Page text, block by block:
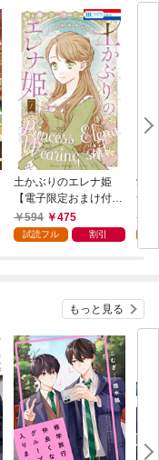
土かぶりのエレナ姫
【電子限定おまけ付
き】 1巻
594 475
試読フル 割引
愛
つ
もっと見る